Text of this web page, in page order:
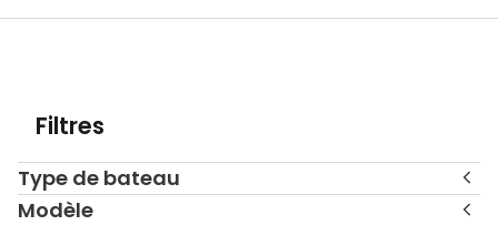
Filtres
Type de bateau
Modèle